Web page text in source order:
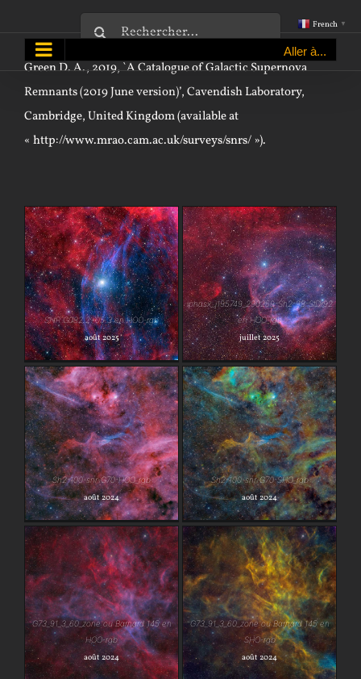
contenu
Aller à...
Rechercher:
Green D. A., 2019, `A Catalogue of Galactic Supernova
Remnants (2019 June version)’, Cavendish Laboratory,
Cambridge, United Kingdom (available at
« http://www.mrao.cam.ac.uk/surveys/snrs/ »).
SNR G082.2+05.3 en
HOO-rgb
SNR G082.2+05.3 en HOO-rgb
août 2025
iphasx_j195749_290259-
Sh2-98-StDr92 en HOO-
rgb
iphasx_j195749_290259-Sh2-98-StDr92
en HOO-rgb
juillet 2025
Sh2-100-snr-G70-
HOO_rgb
Sh2-100-snr-G70-HOO_rgb
août 2024
Sh2-100-snr-G70-
SHO_rgb
Sh2-100-snr-G70-SHO_rgb
août 2024
G73_91_3_60_zone ou
Barnard 145 en HOO-
rgb
G73_91_3_60_zone ou Barnard 145 en
HOO-rgb
août 2024
G73_91_3_60_zone ou
Barnard 145 en SHO-
rgb
G73_91_3_60_zone ou Barnard 145 en
SHO-rgb
août 2024
French ▼